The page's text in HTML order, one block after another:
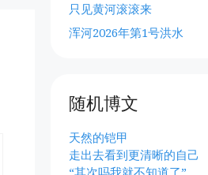
只见黄河滚滚来
浑河2026年第1号洪水
随机博文
天然的铠甲
走出去看到更清晰的自己
“其次吗我就不知道了”